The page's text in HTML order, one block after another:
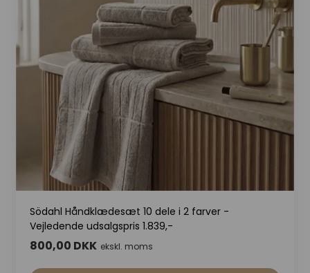
Södahl Håndklædesæt 10 dele i 2 farver -
Vejledende udsalgspris 1.839,-
800,00 DKK ekskl. moms